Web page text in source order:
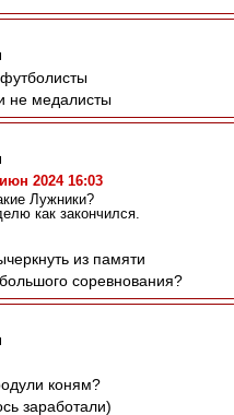
не медалисты
2024 16:03
Лужники?
как закончился.
из памяти
соревнования?
коням?
заработали)